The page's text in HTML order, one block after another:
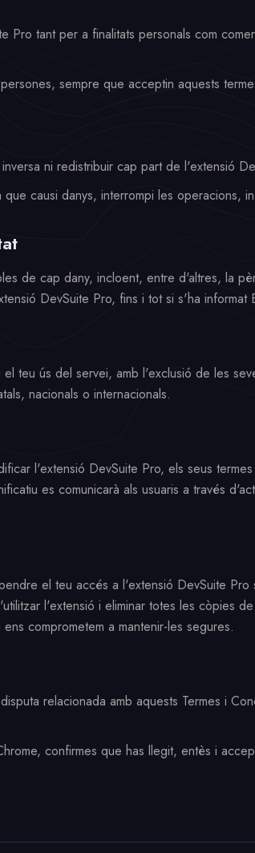
Pro tant per a finalitats personals com
sempre que acceptin aquests
ni redistribuir cap part de l'extensió
causi danys, interrompi les operacions,
de cap dany, incloent, entre d'altres, la
DevSuite Pro, fins i tot si s'ha informat
teu ús del servei, amb l'exclusió de les
nacionals o internacionals.
l'extensió DevSuite Pro, els seus
es comunicarà als usuaris a través
el teu accés a l'extensió DevSuite Pro
l'extensió i eliminar totes les còpies
comprometem a mantenir-les segures.
relacionada amb aquests Termes i
confirmes que has llegit, entès i